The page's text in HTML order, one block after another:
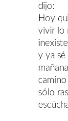
dijo:
Hoy
vivir lo
y ya sé
sólo